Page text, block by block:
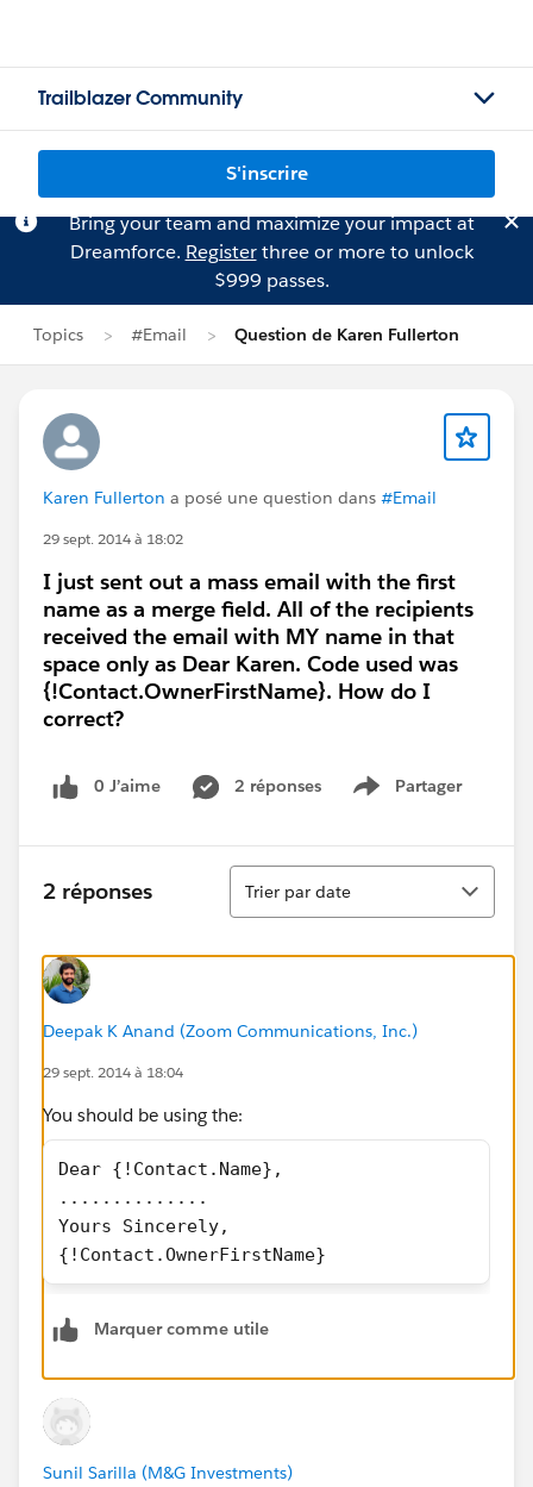
Trailblazer Community
S'inscrire
Bring your team and maximize your impact at
Dreamforce. Registerthree or more to unlock
$999 passes.
Topics #Email Question de Karen Fullerton
Karen Fullerton a posé une question dans #Email
29 sept. 2014 à 18:02
I just sent out a mass email with the first
name as a merge field. All of the recipients
received the email with MY name in that
space only as Dear Karen. Code used was
{!Contact.OwnerFirstName}. How do I
correct?
0 J’aime 2 réponses Partager
Show menu
2 réponses
Tri
Trier par date
Deepak K Anand (‎‎‎‎‎‎Zoom Communications, Inc.)
29 sept. 2014 à 18:04
You should be using the:
Dear {!Contact.Name},
..............
Yours Sincerely,
{!Contact.OwnerFirstName}
Marquer comme utile
Sunil Sarilla (M&G Investments)